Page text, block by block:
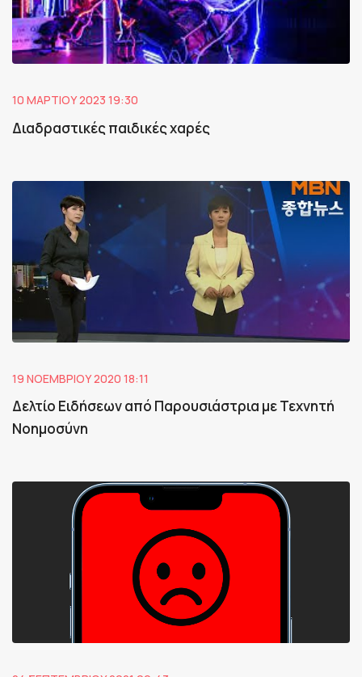
10 ΜΑΡΤΊΟΥ 2023 19:30
Διαδραστικές παιδικές χαρές
19 ΝΟΕΜΒΡΊΟΥ 2020 18:11
Δελτίο Ειδήσεων από Παρουσιάστρια με Τεχνητή
Νοημοσύνη